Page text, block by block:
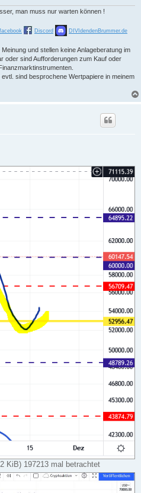
man muss nur warten können !
facebook Discord DIVIdendenBrummer.de
und stellen keine Anlageberatung im
oder sind Aufforderungen zum Kauf oder
sind besprochene Wertpapiere in meinem
KiB) 197213 mal betrachtet